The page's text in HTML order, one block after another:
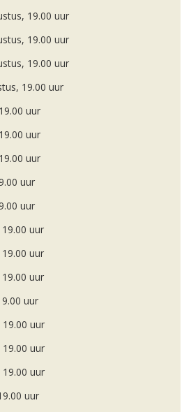
19.00 uur
19.00 uur
19.00 uur
19.00 uur
uur
uur
uur
uur
uur
uur
uur
uur
uur
uur
uur
uur
uur